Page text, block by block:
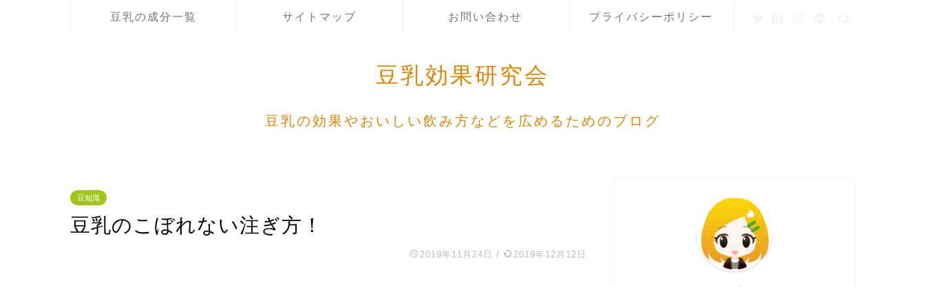
豆乳の成分一覧 サイトマップ お問い合わせ プライバシーポリシー
豆乳効果研究会
豆乳の効果やおいしい飲み方などを広めるためのブログ
豆知識
豆乳のこぼれない注ぎ方！
2019年11月24日 / 2019年12月12日